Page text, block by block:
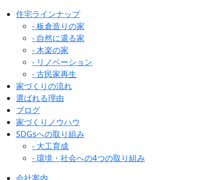
住宅ラインナップ
- 板倉造りの家
- 自然に還る家
- 木楽の家
- リノベーション
- 古民家再生
家づくりの流れ
選ばれる理由
ブログ
家づくりノウハウ
SDGsへの取り組み
- 大工育成
- 環境・社会への4つの取り組み